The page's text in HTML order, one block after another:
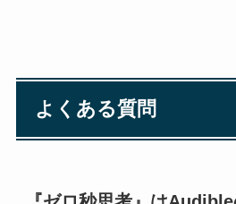
よくある質問